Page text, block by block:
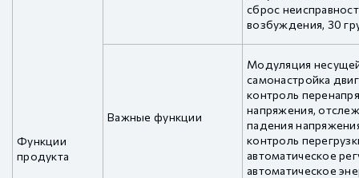
Функции
продукта
сброс
возбуждения, 30
Важные функции
Модуляция
самонастройка
контроль
напряжения,
падения
контроль
автоматическое
автоматическое